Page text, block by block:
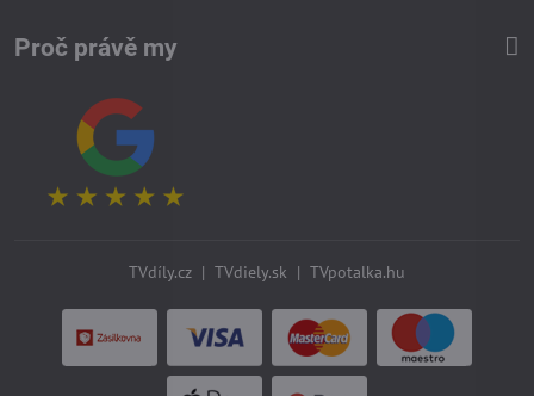
Proč právě my
TVdíly.cz | TVdiely.sk | TVpotalka.hu